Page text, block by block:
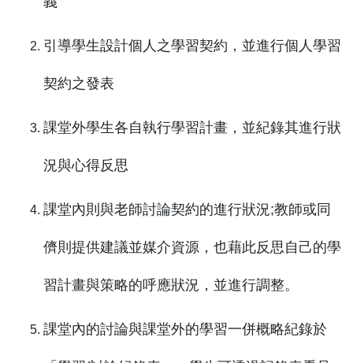
引導學生設計個人之學習契約，並進行個人學習
契約之發表
課堂外學生各自執行學習計畫，並紀錄其進行狀
況與心得反思
課堂內則與老師討論契約的進行狀況;教師或同
儕則提供建議並媒介資源，也藉此反思自己的學
習計畫與策略的呼應狀況，並進行調整。
課堂內的討論與課堂外的學習一併概略紀錄於